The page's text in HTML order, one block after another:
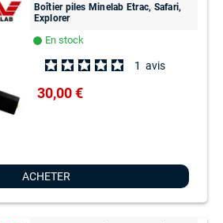
Boîtier piles Minelab Etrac, Safari,
Explorer
lens En stock
1 avis
30,00 €
ACHETER